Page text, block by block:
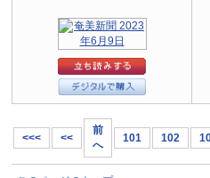
<<< <<
前
へ
101 102